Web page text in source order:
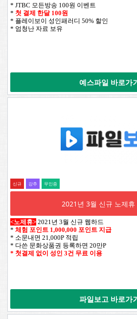
* JTBC 모든방송 100원 이벤트
* 첫 결제 한달 100원
* 플레이보이 성인패러디 50% 할인
* 엄청난 자료 보유
예스파일 바로가
신규 강추 무인증
2021년 3월 신규 노제휴
<노제휴> 2021년 3월 신규 웹하드
* 체험 포인트 1,000,000 포인트 지급
* 소문내면 21,000P 적립
* 다쓴 문화상품권 등록하면 20만P
* 첫결제 없이 성인 3건 무료 이용
파일보고 바로가